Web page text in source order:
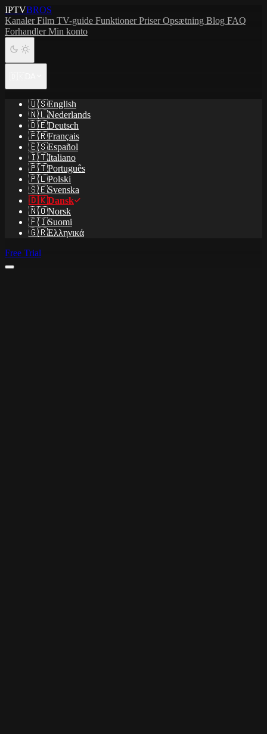
IPTVBROS
KanalerFilm TV-guide FunktionerPriserOpsætning Blog FAQ
ForhandlerMin konto
🇺🇸English
🇳🇱Nederlands
🇩🇪Deutsch
🇫🇷Français
🇪🇸Español
🇮🇹Italiano
🇵🇹Português
🇵🇱Polski
🇸🇪Svenska
🇩🇰Dansk
🇳🇴Norsk
🇫🇮Suomi
🇬🇷Ελληνικά
Free Trial